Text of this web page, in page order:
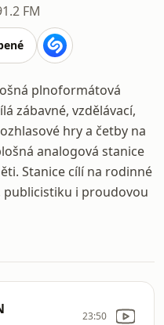
FM
plnoformátová
zábavné, vzdělávací,
hry a četby na
analogová stanice
Stanice cílí na rodinné
publicistiku i proudovou
23:50